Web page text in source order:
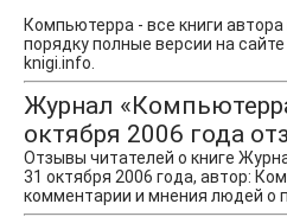
Компьютерра - все книги
порядку полные версии на
knigi.info.
Журнал
октября 2006 года
Отзывы читателей о книге
31 октября 2006 года, автор:
комментарии и мнения людей о